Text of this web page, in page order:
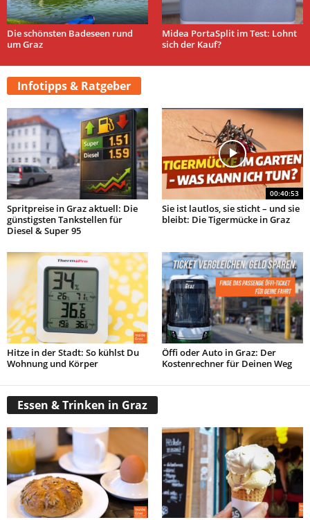
Die schönsten Badeseen rund
um Graz
Midea PortaSplit im Test: Lohnt
sich der Kauf?
Infotipps & Ratgeber
Spritpreise in Graz aktuell: Die
günstigsten Tankstellen für
Diesel & Super 95
00:40:53
Sie ist lautlos, sie sticht – und sie
bleibt: Die Tigermücke in Graz
Hitze in der Stadt: So kühlst Du
Wohnung und Körper
Öffi oder Auto in Graz: Der
Kostenrechner für Deinen Weg
Essen & Trinken in Graz